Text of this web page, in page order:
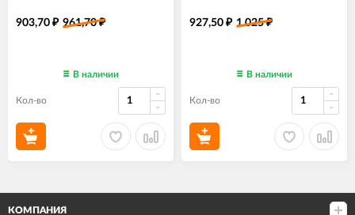
903,70 ₽ 961,70₽
В наличии
Кол-во
927,50 ₽ 1 025₽
В наличии
Кол-во
КОМПАНИЯ